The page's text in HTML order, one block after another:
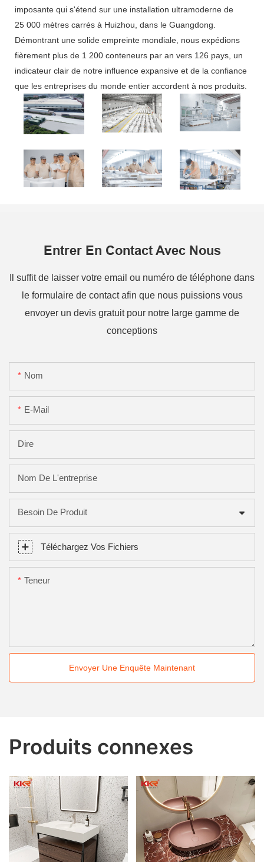
imposante qui s'étend sur une installation ultramoderne de
25 000 mètres carrés à Huizhou, dans le Guangdong.
Démontrant une solide empreinte mondiale, nous expédions
fièrement plus de 1 200 conteneurs par an vers 126 pays, un
indicateur clair de notre influence expansive et de la confiance
que les entreprises du monde entier accordent à nos produits.
Entrer En Contact Avec Nous
Il suffit de laisser votre email ou numéro de téléphone dans
le formulaire de contact afin que nous puissions vous
envoyer un devis gratuit pour notre large gamme de
conceptions
Nom
E-Mail
Dire
Nom De L'entreprise
Besoin De Produit
Téléchargez Vos Fichiers
Teneur
Envoyer Une Enquête Maintenant
Produits connexes